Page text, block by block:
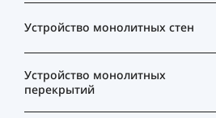
Устройство монолитных стен
Устройство монолитных
перекрытий